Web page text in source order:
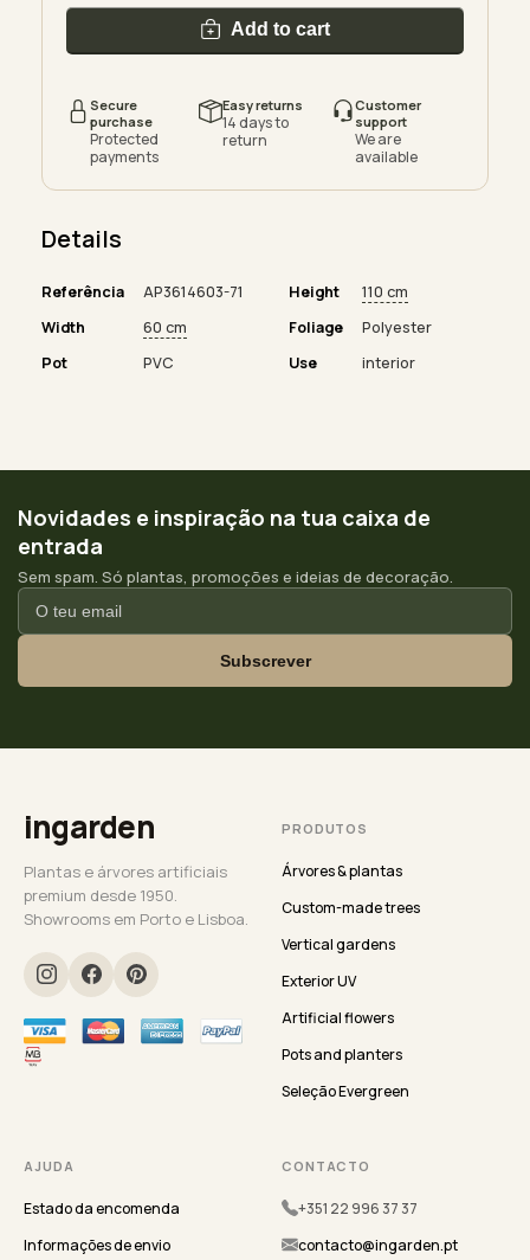
Add to cart
Secure
purchase
Protected
payments
Easy returns
14 days to
return
Customer
support
We are
available
Details
Referência AP3614603-71 Height
110 cm
Width
60 cm Foliage
Polyester
Pot
PVC Use interior
Novidades e inspiração na tua caixa de
entrada
Sem spam. Só plantas, promoções e ideias de decoração.
Subscrever
ingarden
Plantas e árvores artificiais
premium desde 1950.
Showrooms em Porto e Lisboa.
PRODUTOS
Árvores & plantas
Custom-made trees
Vertical gardens
Exterior UV
Artificial flowers
Pots and planters
Seleção Evergreen
AJUDA
Estado da encomenda
Informações de envio
CONTACTO
+351 22 996 37 37
contacto@ingarden.pt